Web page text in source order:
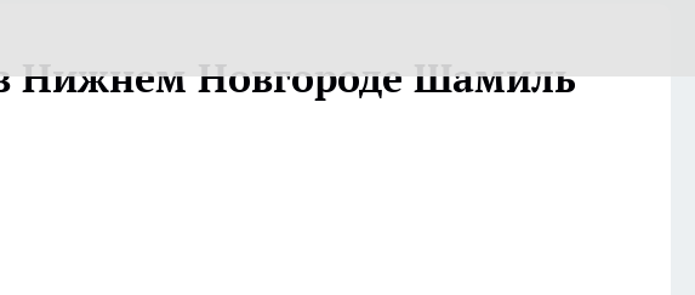
Нижнем Новгороде Шамиль